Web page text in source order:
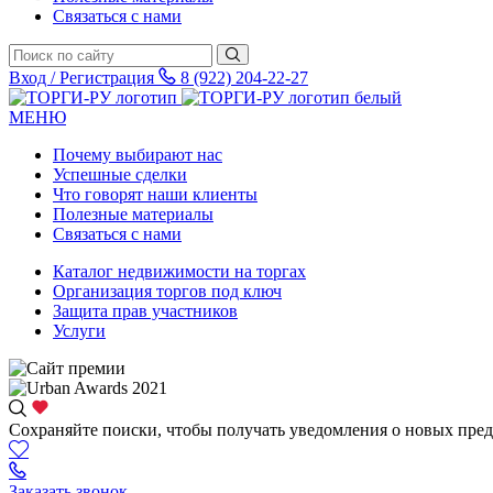
Связаться с нами
Вход / Регистрация 8 (922) 204-22-27
МЕНЮ
Почему выбирают нас
Успешные сделки
Что говорят наши клиенты
Полезные материалы
Связаться с нами
Каталог недвижимости на торгах
Организация торгов под ключ
Защита прав участников
Услуги
Сохраняйте поиски, чтобы получать уведомления о новых